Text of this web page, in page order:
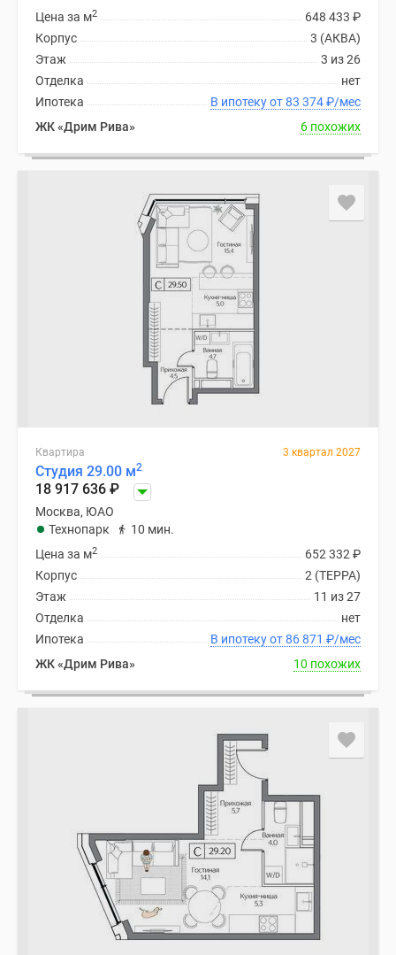
648 433 ₽
Цена за м2
3 (АКВА)
Корпус
3 из 26
Этаж
нет
Отделка
В ипотеку от 83 374₽/мес
Ипотека
ЖК «Дрим Рива»
6 похожих
Квартира 3 квартал 2027
Студия 29.00 м2
18 917 636 ₽
Москва, ЮАО
Технопарк
10 мин.
652 332 ₽
Цена за м2
2 (ТЕРРА)
Корпус
11 из 27
Этаж
нет
Отделка
В ипотеку от 86 871 ₽/мес
Ипотека
ЖК «Дрим Рива»
10 похожих